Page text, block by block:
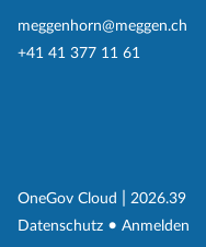
meggenhorn@meggen.ch
+41 41 377 11 61
OneGov Cloud (External Link)
2026.39
Datenschutz (External Link)
Anmelden